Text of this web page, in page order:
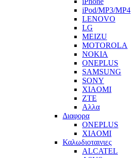
iPod/MP3/MP4
LENOVO
LG
MEIZU
MOTOROLA
NOKIA
ONEPLUS
SAMSUNG
SONY
XIAOMI
ZTE
Αλλα
Διαφορα
ONEPLUS
XIAOMI
Καλωδιοταινιες
ALCATEL